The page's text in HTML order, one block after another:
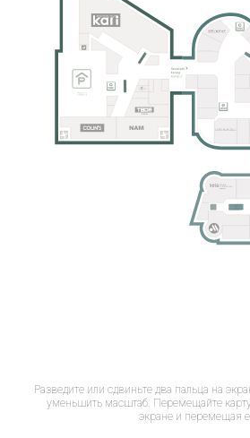
Разведите или сдвиньте два пальца на
уменьшить масштаб. Перемещайте
экране и перемещая